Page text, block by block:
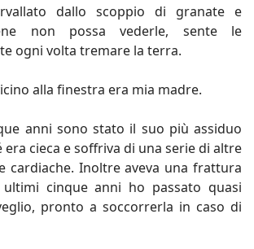
dallo scoppio di granate e
non possa vederle, sente le
ogni volta tremare la terra.
alla finestra era mia madre.
anni sono stato il suo più assiduo
era cieca e soffriva di una serie di altre
cardiache. Inoltre aveva una frattura
ultimi cinque anni ho passato quasi
pronto a soccorrerla in caso di